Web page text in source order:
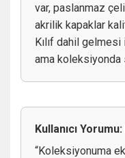
var, paslanmaz
akrilik kapaklar
Kılıf dahil
ama koleksiyonda
Kullanıcı
“Koleksiyonuma